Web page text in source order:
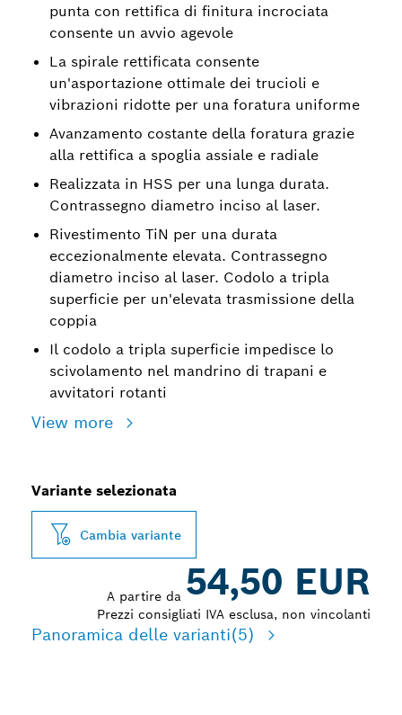
punta con rettifica di finitura incrociata
consente un avvio agevole
La spirale rettificata consente
un'asportazione ottimale dei trucioli e
vibrazioni ridotte per una foratura uniforme
Avanzamento costante della foratura grazie
alla rettifica a spoglia assiale e radiale
Realizzata in HSS per una lunga durata.
Contrassegno diametro inciso al laser.
Rivestimento TiN per una durata
eccezionalmente elevata. Contrassegno
diametro inciso al laser. Codolo a tripla
superficie per un'elevata trasmissione della
coppia
Il codolo a tripla superficie impedisce lo
scivolamento nel mandrino di trapani e
avvitatori rotanti
View more
Variante selezionata
Cambia variante
A partire da 54,50 EUR
Prezzi consigliati IVA esclusa, non vincolanti
Panoramica delle varianti(5)